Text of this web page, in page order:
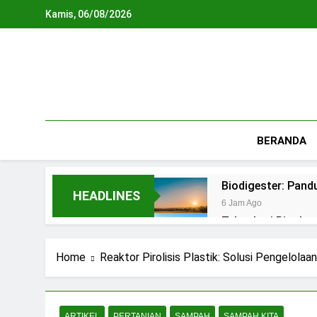
Kamis, 06/08/2026
BERANDA
HEADLINES
Biodigester:
6 Jam Ago
Teknologi
REPLIKASI
Waste To Energy:
Home Reaktor Pirolisis Plastik: Solusi